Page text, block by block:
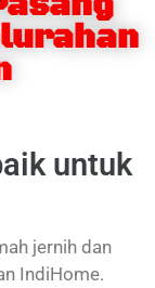
untuk
jernih dan
IndiHome.